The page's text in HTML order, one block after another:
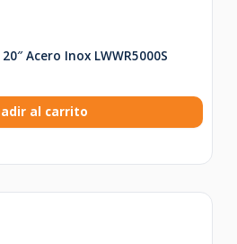
Acero Inox LWWR5000S
al carrito